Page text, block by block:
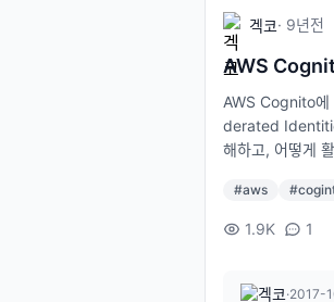
겍코· 9년전
AWS
AWS Cognito에
derated
해하고, 어떻게
ted Identities
고, 어떻게 활용
#aws #
1.9K 1
겍코 ·2017-